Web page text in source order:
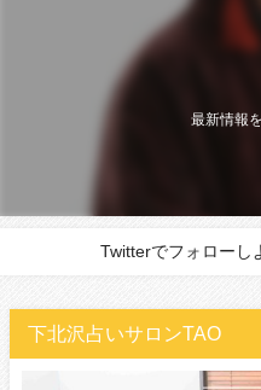
最新情報
Twitterでフォローし
下北沢占いサロンTAO